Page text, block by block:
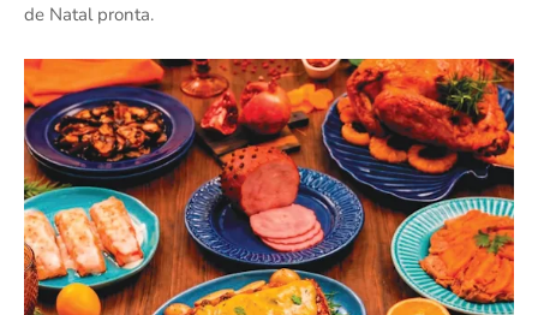
de Natal pronta.